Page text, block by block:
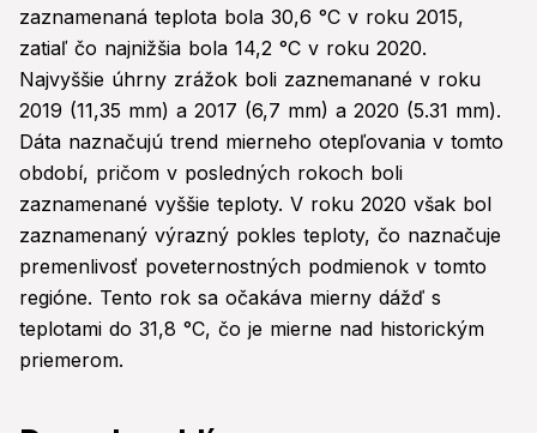
zaznamenaná teplota bola 30,6 °C v roku 2015,
zatiaľ čo najnižšia bola 14,2 °C v roku 2020.
Najvyššie úhrny zrážok boli zaznemanané v roku
2019 (11,35 mm) a 2017 (6,7 mm) a 2020 (5.31 mm).
Dáta naznačujú trend mierneho otepľovania v tomto
období, pričom v posledných rokoch boli
zaznamenané vyššie teploty. V roku 2020 však bol
zaznamenaný výrazný pokles teploty, čo naznačuje
premenlivosť poveternostných podmienok v tomto
regióne. Tento rok sa očakáva mierny dážď s
teplotami do 31,8 °C, čo je mierne nad historickým
priemerom.